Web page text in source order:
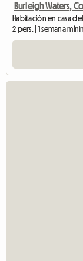
Burleigh Waters,
Habitación en casa
2 pers. | 1 semana